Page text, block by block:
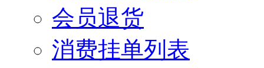
会员退货
消费挂单列表